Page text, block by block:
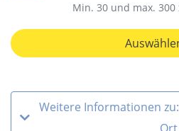
Min. 30 und max.
Weitere Informationen